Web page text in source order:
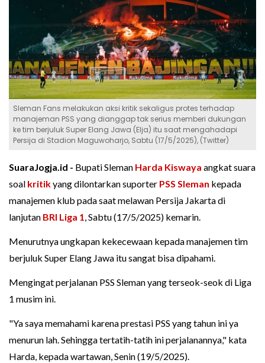
Sleman Fans melakukan aksi kritik sekaligus protes terhadap
manajeman PSS yang dianggap tak serius memberi dukungan
ke tim berjuluk Super Elang Jawa (Elja) itu saat mengahadapi
Persija di Stadion Maguwoharjo, Sabtu (17/5/2025), (Twitter)
SuaraJogja.id - Bupati Sleman Harda Kiswaya angkat suara
soal kritikyang dilontarkan suporter PSS Sleman kepada
manajemen klub pada saat melawan Persija Jakarta di
lanjutan BRI Liga 1, Sabtu (17/5/2025) kemarin.
Menurutnya ungkapan kekecewaan kepada manajemen tim
berjuluk Super Elang Jawa itu sangat bisa dipahami.
Mengingat perjalanan PSS Sleman yang terseok-seok di Liga
1 musim ini.
"Ya saya memahami karena prestasi PSS yang tahun ini ya
menurun lah. Sehingga tertatih-tatih ini perjalanannya," kata
Harda, kepada wartawan, Senin (19/5/2025).